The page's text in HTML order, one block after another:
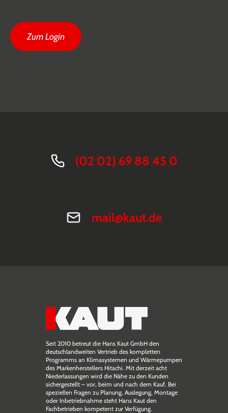
Zum Login
(02 02) 69 88 45 0
mail@kaut.de
Seit 2010 betreut die Hans Kaut GmbH den
deutschlandweiten Vertrieb des kompletten
Programms an Klimasystemen und Wärmepumpen
des Markenherstellers Hitachi. Mit derzeit acht
Niederlassungen wird die Nähe zu den Kunden
sichergestellt – vor, beim und nach dem Kauf. Bei
speziellen Fragen zu Planung, Auslegung, Montage
oder Inbetriebnahme steht Hans Kaut den
Fachbetrieben kompetent zur Verfügung.